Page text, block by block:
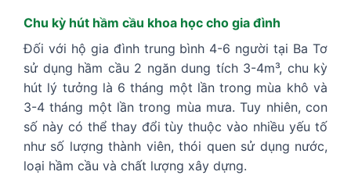
Chu kỳ hút hầm cầu khoa học cho gia đình
Đối với hộ gia đình trung bình 4-6 người tại Ba Tơ
sử dụng hầm cầu 2 ngăn dung tích 3-4m³, chu kỳ
hút lý tưởng là 6 tháng một lần trong mùa khô và
3-4 tháng một lần trong mùa mưa. Tuy nhiên, con
số này có thể thay đổi tùy thuộc vào nhiều yếu tố
như số lượng thành viên, thói quen sử dụng nước,
loại hầm cầu và chất lượng xây dựng.